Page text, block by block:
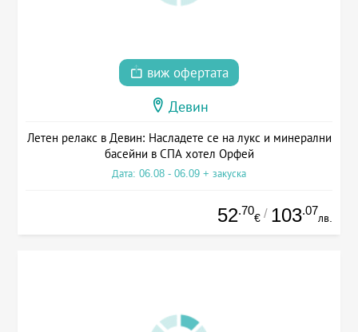
виж офертата
Девин
Летен релакс в Девин: Насладете се на лукс и минерални
басейни в СПА хотел Орфей
Дата: 06.08 - 06.09 + закуска
52.70
€ / 103.07
лв.